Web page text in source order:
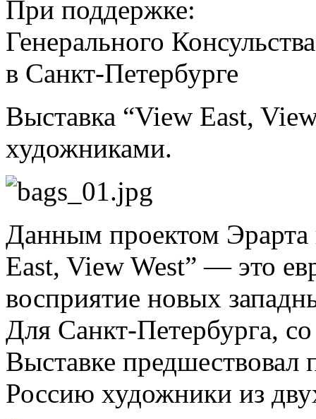
При поддержке:
Генерального
в Санкт-Петербурге
Выставка “View East,
художниками.
Данным проектом Эрарта
East, View West” — это
восприятие новых
Для Санкт-Петербурга,
Выставке
Россию художники из